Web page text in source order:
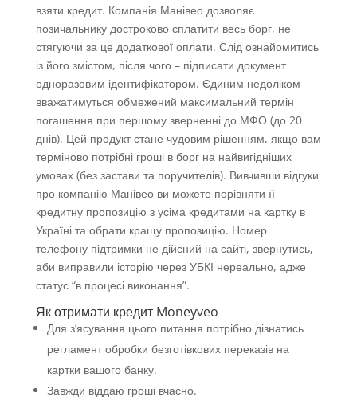
взяти кредит. Компанія Манівео дозволяє
позичальнику достроково сплатити весь борг, не
стягуючи за це додаткової оплати. Слід ознайомитись
із його змістом, після чого – підписати документ
одноразовим ідентифікатором. Єдиним недоліком
вважатимуться обмежений максимальний термін
погашення при першому зверненні до МФО (до 20
днів). Цей продукт стане чудовим рішенням, якщо вам
терміново потрібні гроші в борг на найвигідніших
умовах (без застави та поручителів). Вивчивши відгуки
про компанію Манівео ви можете порівняти її
кредитну пропозицію з усіма кредитами на картку в
Україні та обрати кращу пропозицію. Номер
телефону підтримки не дійсний на сайті, звернутись,
аби виправили історію через УБКІ нереально, адже
статус “в процесі виконання”.
Як отримати кредит Moneyveo
Для з’ясування цього питання потрібно дізнатись
регламент обробки безготівкових переказів на
картки вашого банку.
Завжди віддаю гроші вчасно.